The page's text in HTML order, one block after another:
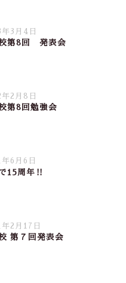
3月4日
第8回 発表会
2月8日
第8回勉強会
6月6日
15周年‼︎
2月17日
第７回発表会